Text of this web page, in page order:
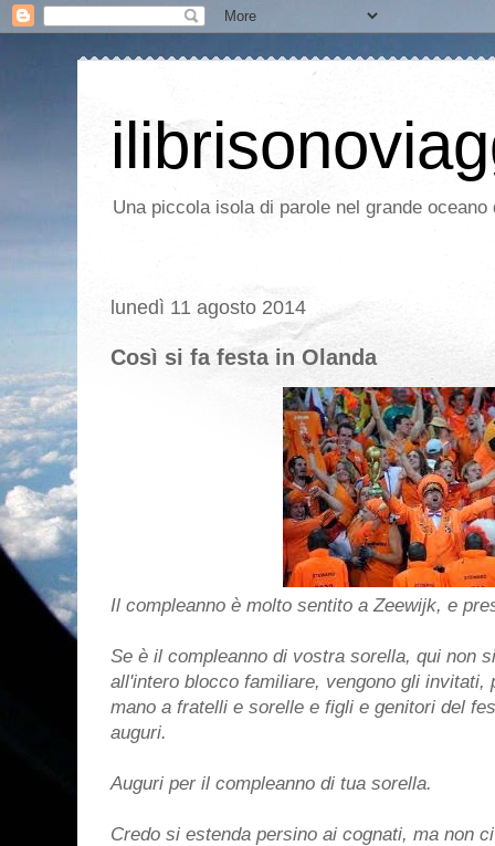
Una piccola isola di parole nel grande
lunedì 11 agosto 2014
Così si fa festa in Olanda
Il compleanno è molto sentito a Zeewijk, e
Se è il compleanno di vostra sorella, qui non
all'intero blocco familiare, vengono gli invitati,
mano a fratelli e sorelle e figli e genitori del
auguri.
Auguri per il compleanno di tua sorella.
Credo si estenda persino ai cognati, ma non